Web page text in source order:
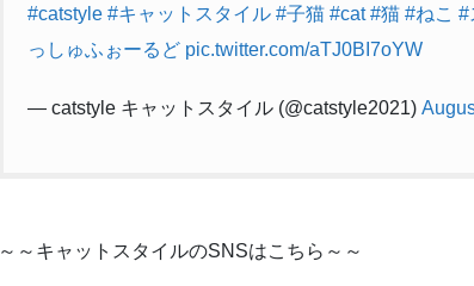
#catstyle #キャットスタイル #子猫 #cat #猫 #ねこ #
っしゅふぉーるど pic.twitter.com/aTJ0BI7oYW
— catstyle キャットスタイル (@catstyle2021)
～～キャットスタイルのSNSはこちら～～